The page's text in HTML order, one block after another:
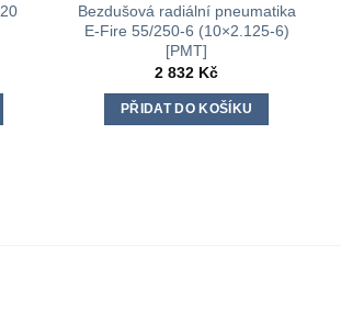
Bezdušová radiální pneumatika
E-Fire 55/250-6 (10×2.125-6)
[PMT]
2 832 Kč
PŘIDAT DO KOŠÍKU